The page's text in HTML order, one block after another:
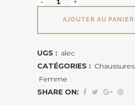
quantité
AJOUTER AU PANIER
UGS : alec
CATÉGORIES :
Femme
SHARE ON: